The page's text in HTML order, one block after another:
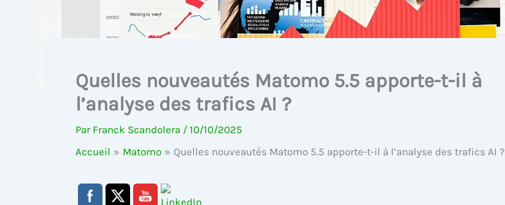
Quelles nouveautés Matomo 5.5 apporte-t-il à
l’analyse des trafics AI ?
Par Franck Scandolera / 10/10/2025
Accueil
Matomo Quelles nouveautés Matomo 5.5 apporte-t-il à l’analyse des trafics AI ?